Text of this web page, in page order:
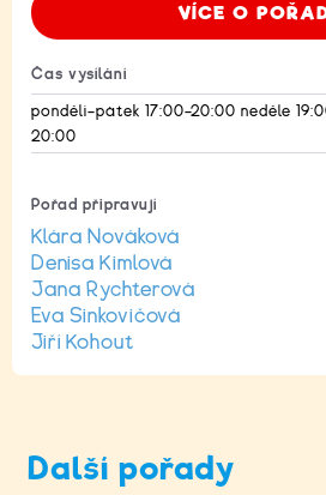
VÍCE O
Čas vysílání
pondělí–pátek 17:00–20:00 neděle
20:00
Pořad připravují
Klára Nováková
Denisa Kimlová
Jana Rychterová
Eva Sinkovičová
Jiří Kohout
Další pořady